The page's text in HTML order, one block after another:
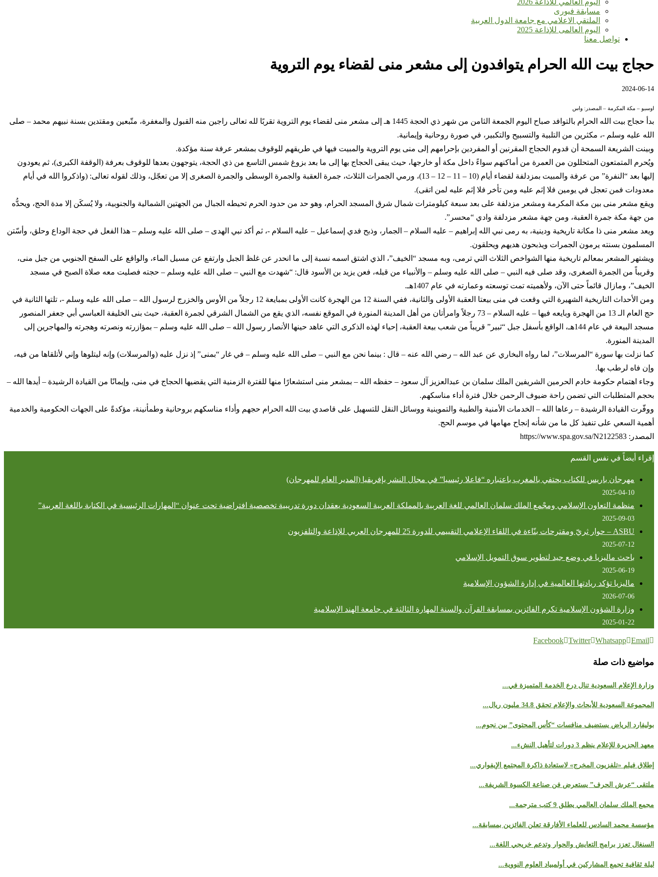
اليوم العالمي للأذاعة 2026
مسابقة فيورى
الملتقي الاعلامي مع جامعة الدول العربية
اليوم العالمى للإذاعة 2025
تواصل معنا
حجاج بيت الله الحرام يتوافدون إلى مشعر منى لقضاء يوم التروية
2024-06-14
اوسبو – مكة المكرمة – المصدر: واس
بدأ حجاج بيت الله الحرام بالتوافد صباح اليوم الجمعة الثامن من شهر ذي الحجة 1445 هـ إلى مشعر منى لقضاء يوم التروية تقربًا لله تعالى راجين منه القبول والمغفرة، متّبعين ومقتدين بسنة نبيهم محمد – صلى
الله عليه وسلم -، مكثرين من التلبية والتسبيح والتكبير، في صورة روحانية وإيمانية.
وبينت الشريعة السمحة أن قدوم الحجاج المقرنين أو المفردين بإحرامهم إلى منى يوم التروية والمبيت فيها في طريقهم للوقوف بمشعر عرفة سنة مؤكدة.
ويُحرم المتمتعون المتحللون من العمرة من أماكنهم سواءً داخل مكة أو خارجها، حيث يبقى الحجاج بها إلى ما بعد بزوغ شمس التاسع من ذي الحجة، يتوجهون بعدها للوقوف بعرفة (الوقفة الكبرى)، ثم يعودون
إليها بعد “النفرة” من عرفة والمبيت بمزدلفة لقضاء أيام (10 – 11 – 12 – 13)، ورمي الجمرات الثلاث، جمرة العقبة والجمرة الوسطى والجمرة الصغرى إلا من تعجّل، وذلك لقوله تعالى: (واذكروا الله في أيام
معدودات فمن تعجل في يومين فلا إثم عليه ومن تأخر فلا إثم عليه لمن اتقى).
ويقع مشعر منى بين مكة المكرمة ومشعر مزدلفة على بعد سبعة كيلومترات شمال شرق المسجد الحرام، وهو حد من حدود الحرم تحيطه الجبال من الجهتين الشمالية والجنوبية، ولا يُسكَن إلا مدة الحج، ويحدُّه
من جهة مكة جمرة العقبة، ومن جهة مشعر مزدلفة وادي “محسر”.
ويعد مشعر منى ذا مكانة تاريخية ودينية، به رمى نبي الله إبراهيم – عليه السلام – الجمار، وذبح فدي إسماعيل – عليه السلام -، ثم أكد نبي الهدى – صلى الله عليه وسلم – هذا الفعل في حجة الوداع وحلق، وأسّتن
المسلمون بسنته يرمون الجمرات ويذبحون هديهم ويحلقون.
ويشتهر المشعر بمعالم تاريخية منها الشواخص الثلاث التي ترمى، وبه مسجد “الخيف”، الذي اشتق اسمه نسبة إلى ما انحدر عن غلظ الجبل وارتفع عن مسيل الماء، والواقع على السفح الجنوبي من جبل منى،
وقريباً من الجمرة الصغرى، وقد صلى فيه النبي – صلى الله عليه وسلم – والأنبياء من قبله، فعن يزيد بن الأسود قال: “شهدت مع النبي – صلى الله عليه وسلم – حجته فصليت معه صلاة الصبح في مسجد
الخيف”، ومازال قائماً حتى الآن، ولأهميته تمت توسعته وعمارته في عام 1407هـ.
ومن الأحداث التاريخية الشهيرة التي وقعت في منى بيعتا العقبة الأولى والثانية، ففي السنة 12 من الهجرة كانت الأولى بمبايعة 12 رجلاً من الأوس والخزرج لرسول الله – صلى الله عليه وسلم -، تلتها الثانية في
حج العام الـ 13 من الهجرة وبايعه فيها – عليه السلام – 73 رجلاً وامرأتان من أهل المدينة المنورة في الموقع نفسه، الذي يقع من الشمال الشرقي لجمرة العقبة، حيث بنى الخليفة العباسي أبي جعفر المنصور
مسجد البيعة في عام 144هـ، الواقع بأسفل جبل “ثبير” قريباً من شعب بيعة العقبة، إحياء لهذه الذكرى التي عاهد حينها الأنصار رسول الله – صلى الله عليه وسلم – بمؤازرته ونصرته وهجرته والمهاجرين إلى
المدينة المنورة.
كما نزلت بها سورة “المرسلات”، لما رواه البخاري عن عبد الله – رضي الله عنه – قال : بينما نحن مع النبي – صلى الله عليه وسلم – في غار “بمنى” إذ نزل عليه (والمرسلات) وإنه ليتلوها وإني لأتلقاها من فيه،
وإن فاه لرطب بها.
وجاء اهتمام حكومة خادم الحرمين الشريفين الملك سلمان بن عبدالعزيز آل سعود – حفظه الله – بمشعر منى استشعارًا منها للفترة الزمنية التي يقضيها الحجاج في منى، وإيمانًا من القيادة الرشيدة – أيدها الله –
بحجم المتطلبات التي تضمن راحة ضيوف الرحمن خلال فترة أداء مناسكهم.
ووفّرت القيادة الرشيدة – رعاها الله – الخدمات الأمنية والطبية والتموينية ووسائل النقل للتسهيل على قاصدي بيت الله الحرام حجهم وأداء مناسكهم بروحانية وطمأنينة، مؤكدةً على الجهات الحكومية والخدمية
أهمية السعي على تنفيذ كل ما من شأنه إنجاح مهامها في موسم الحج.
المصدر: https://www.spa.gov.sa/N2122583
إقراء أيضاً في نفس القسم
مهرجان باريس للكتاب يحتفي بالمغرب باعتباره “فاعلا رئيسيا” في مجال النشر بإفريقيا (المدير العام للمهرجان)
2025-04-10
منظمة التعاون الإسلامي ومجْمع الملك سلمان العالمي للغة العربية بالمملكة العربية السعودية يعقدان دورة تدريبية تخصصية افتراضية تحت عنوان “المهارات الرئيسية في الكتابة باللغة العربية”
2025-09-03
ASBU – حوار ثريّ ومقترحات بنّاءة في اللقاء الإعلامي التقييمي للدورة 25 للمهرجان العربي للإذاعة والتلفزيون
2025-07-12
باحث ماليزيا في وضع جيد لتطوير سوق التمويل الإسلامي
2025-06-19
ماليزيا تؤكد ريادتها العالمية في إدارة الشؤون الإسلامية
2026-07-06
وزارة الشؤون الإسلامية تكرم الفائزين بمسابقة القرآن والسنة المهارة الثالثة في جامعة الهند الإسلامية
2025-01-22
Facebook Twitter Whatsapp Email
مواضيع ذات صلة
وزارة الإعلام السعودية تنال درع الخدمة المتميزة في...
المجموعة السعودية للأبحاث والإعلام تحقق 34.8 مليون ريال...
بوليفارد الرياض يستضيف منافسات “كأس المحتوى” بين نجوم...
معهد الجزيرة للإعلام ينظم 3 دورات لتأهيل النشء...
إطلاق فيلم «تلفزيون المخرج» لاستعادة ذاكرة المجتمع الإيفواري...
ملتقى “عرش الحرف” يستعرض فن صناعة الكسوة الشريفة...
مجمع الملك سلمان العالمي يطلق 9 كتب مترجمة...
مؤسسة محمد السادس للعلماء الأفارقة تعلن الفائزين بمسابقة...
السنغال تعزز برامج التعايش والحوار وتدعم خريجي اللغة...
ليلة ثقافية تجمع المشاركين في أولمبياد العلوم النووية...